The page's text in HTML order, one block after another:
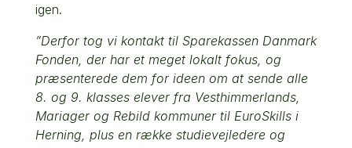
igen.
”Derfor tog vi kontakt til Sparekassen Danmark
Fonden, der har et meget lokalt fokus, og
præsenterede dem for ideen om at sende alle
8. og 9. klasses elever fra Vesthimmerlands,
Mariager og Rebild kommuner til EuroSkills i
Herning, plus en række studievejledere og